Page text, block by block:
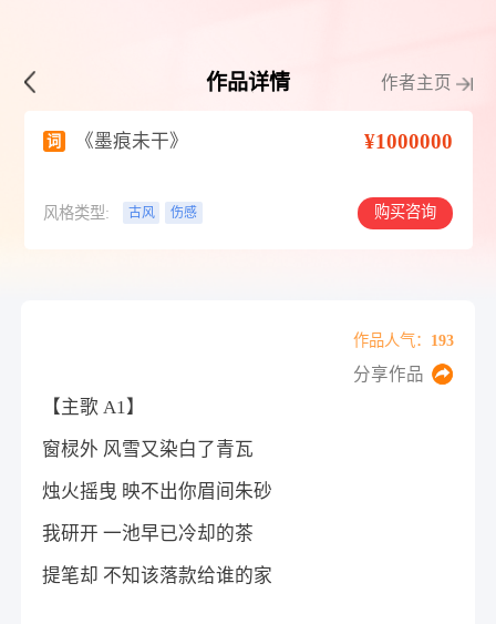
作品详情 作者主页
词 《墨痕未干》 ¥1000000
风格类型: 古风 伤感 购买咨询
作品人气：193
分享作品
【主歌 A1】
窗棂外 风雪又染白了青瓦
烛火摇曳 映不出你眉间朱砂
我研开 一池早已冷却的茶
提笔却 不知该落款给谁的家